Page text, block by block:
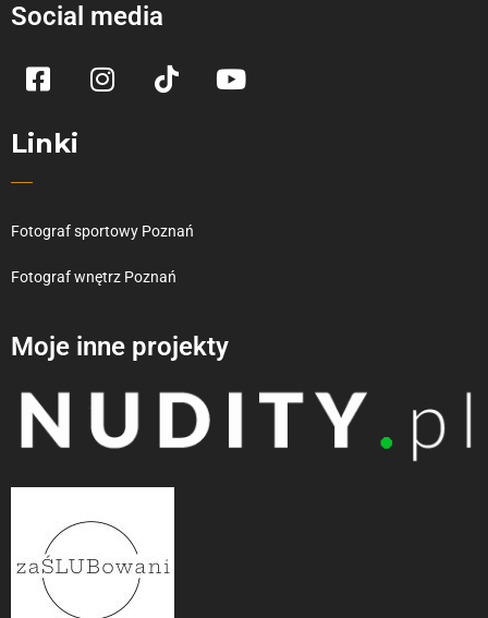
Social media
Linki
Fotograf sportowy Poznań
Fotograf wnętrz Poznań
Moje inne projekty